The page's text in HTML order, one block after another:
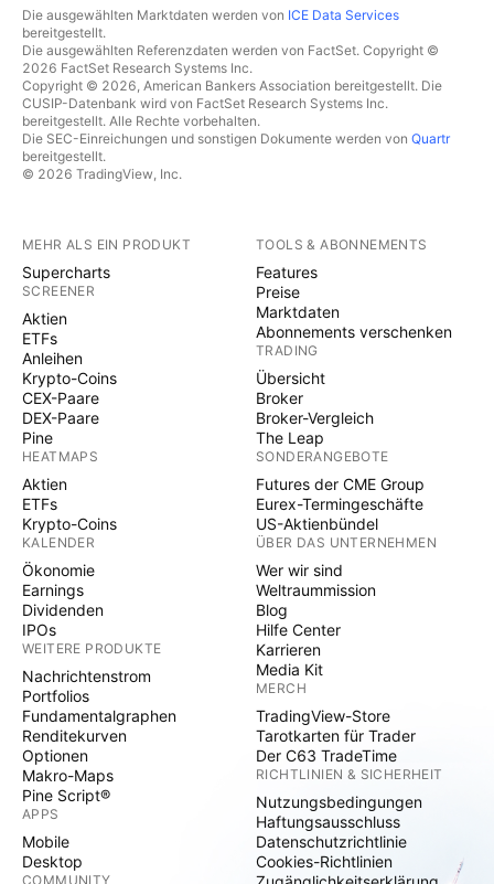
Die ausgewählten Marktdaten werden von ICE Data Services
bereitgestellt.
Die ausgewählten Referenzdaten werden von FactSet. Copyright ©
2026 FactSet Research Systems Inc.
Copyright © 2026, American Bankers Association bereitgestellt. Die
CUSIP-Datenbank wird von FactSet Research Systems Inc.
bereitgestellt. Alle Rechte vorbehalten.
Die SEC-Einreichungen und sonstigen Dokumente werden von Quartr
bereitgestellt.
© 2026 TradingView, Inc.
MEHR ALS EIN PRODUKT
Supercharts
SCREENER
Aktien
ETFs
Anleihen
Krypto-Coins
CEX-Paare
DEX-Paare
Pine
HEATMAPS
Aktien
ETFs
Krypto-Coins
KALENDER
Ökonomie
Earnings
Dividenden
IPOs
WEITERE PRODUKTE
Nachrichtenstrom
Portfolios
Fundamentalgraphen
Renditekurven
Optionen
Makro-Maps
Pine Script®
APPS
Mobile
Desktop
COMMUNITY
TOOLS & ABONNEMENTS
Features
Preise
Marktdaten
Abonnements verschenken
TRADING
Übersicht
Broker
Broker-Vergleich
The Leap
SONDERANGEBOTE
Futures der CME Group
Eurex-Termingeschäfte
US-Aktienbündel
ÜBER DAS UNTERNEHMEN
Wer wir sind
Weltraummission
Blog
Hilfe Center
Karrieren
Media Kit
MERCH
TradingView-Store
Tarotkarten für Trader
Der C63 TradeTime
RICHTLINIEN & SICHERHEIT
Nutzungsbedingungen
Haftungsausschluss
Datenschutzrichtlinie
Cookies-Richtlinien